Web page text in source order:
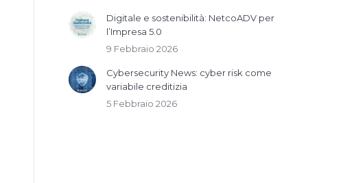
Digitale e sostenibilità: NetcoADV per
l’Impresa 5.0
9 Febbraio 2026
Cybersecurity News: cyber risk come
variabile creditizia
5 Febbraio 2026